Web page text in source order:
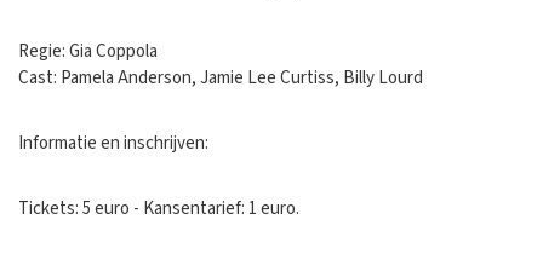
Regie: Gia Coppola
Cast: Pamela Anderson, Jamie Lee Curtiss, Billy Lourd
Informatie en inschrijven:
Tickets: 5 euro - Kansentarief: 1 euro.